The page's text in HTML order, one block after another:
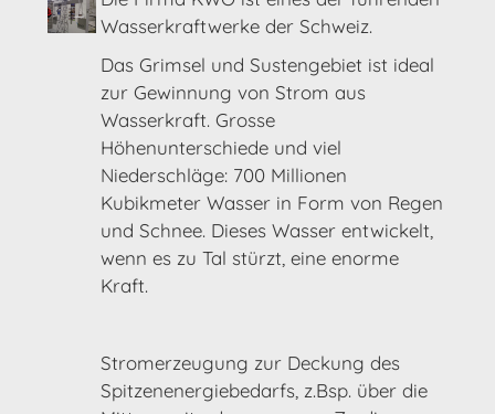
Wasserkraftwerke der Schweiz.
Das Grimsel und Sustengebiet ist ideal
zur Gewinnung von Strom aus
Wasserkraft. Grosse
Höhenunterschiede und viel
Niederschläge: 700 Millionen
Kubikmeter Wasser in Form von Regen
und Schnee. Dieses Wasser entwickelt,
wenn es zu Tal stürzt, eine enorme
Kraft.
Stromerzeugung zur Deckung des
Spitzenenergiebedarfs, z.Bsp. über die